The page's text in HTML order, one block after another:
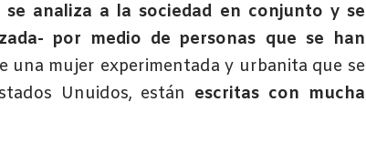
analiza a la sociedad en conjunto y se
por medio de personas que se han
una mujer experimentada y urbanita que se
Unuidos, están escritas con mucha